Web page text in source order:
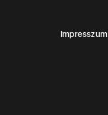
Impresszum